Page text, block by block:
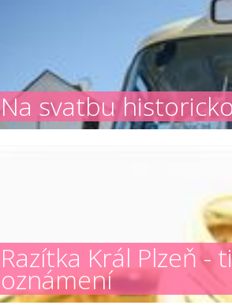
Na svatbu
Razítka Král Plzeň
oznámení